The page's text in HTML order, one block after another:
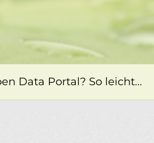
Data Portal? So leicht...